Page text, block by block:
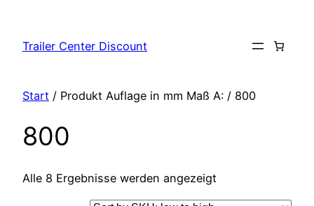
springen
Trailer Center Discount
Start / Produkt Auflage in mm Maß A: / 800
800
Alle 8 Ergebnisse werden angezeigt